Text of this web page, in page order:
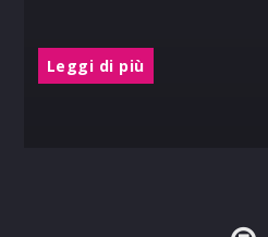
Leggi di più